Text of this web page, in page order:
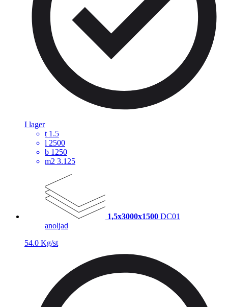
I lager
t 1.5
l 2500
b 1250
m2 3.125
1,5x3000x1500 DC01
anoljad
54.0 Kg/st